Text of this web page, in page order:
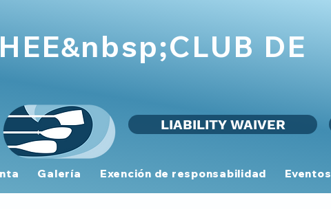
&nbsp;CLUB DE
Galería Exención de responsabilidad Eventos
LIABILITY WAIVER